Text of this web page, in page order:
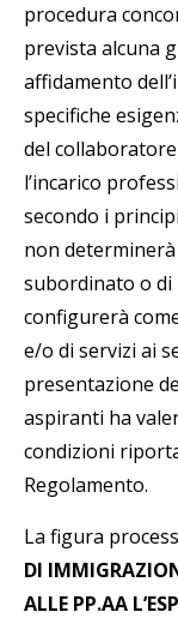
procedura
prevista alcuna
affidamento
specifiche
del
l’incarico
secondo i
non
subordinato o di
configurerà
e/o di servizi ai
presentazione
aspiranti ha
condizioni
Regolamento.
La figura
DI
ALLE PP.AA